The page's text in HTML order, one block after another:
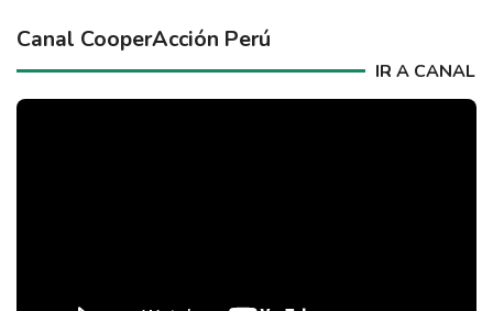
Canal CooperAcción Perú
IR A CANAL